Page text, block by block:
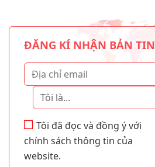
ĐĂNG KÍ NHẬN BẢN TIN
Tôi là...
Tôi đã đọc và đồng ý với
chính sách thông tin của
website.